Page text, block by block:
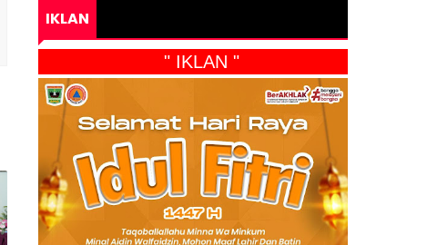
IKLAN
" IKLAN "